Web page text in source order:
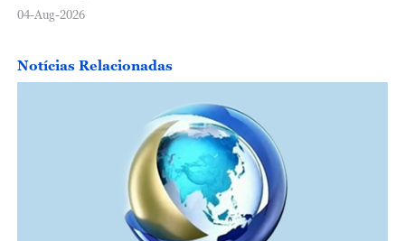
04-Aug-2026
Notícias Relacionadas